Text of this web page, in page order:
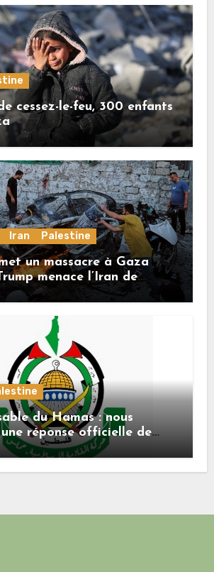
cessez-le-feu, 300 enfants
Iran Palestine
un massacre à Gaza
menace l’Iran de
du Hamas : nous
réponse officielle de
la feuille de
phase de l’accord